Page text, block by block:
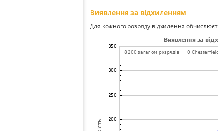
Виявлення за відхиленням
Для кожного розряду відхилення